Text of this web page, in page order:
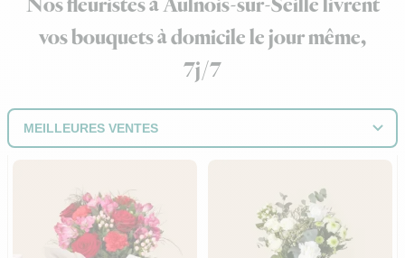
vos bouquets à domicile le jour même,
7j/7